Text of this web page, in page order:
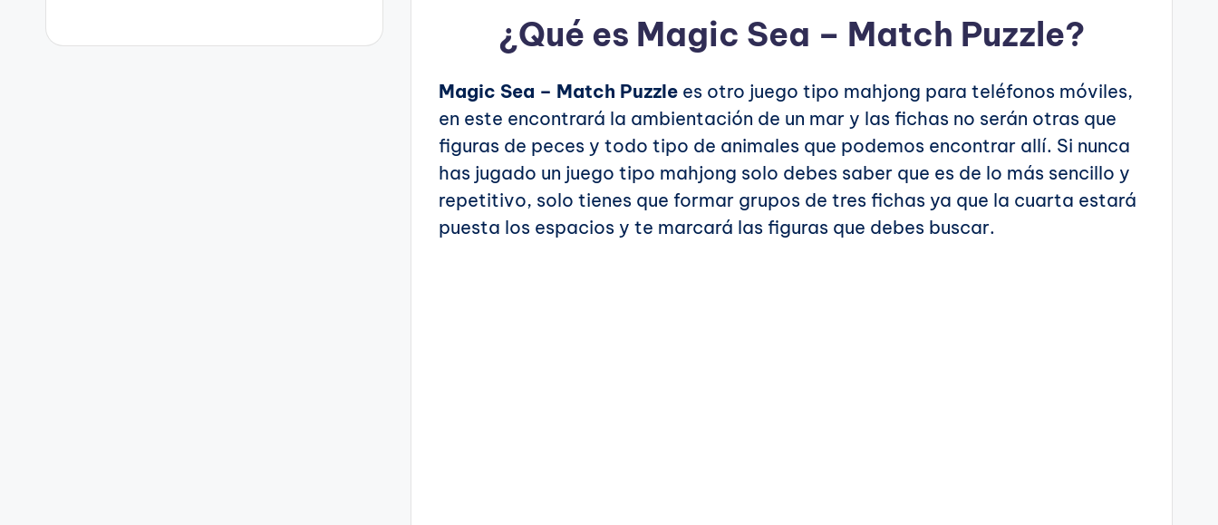
¿Qué es Magic Sea – Match Puzzle?
Magic Sea – Match Puzzle es otro juego tipo mahjong para teléfonos móviles,
en este encontrará la ambientación de un mar y las fichas no serán otras que
figuras de peces y todo tipo de animales que podemos encontrar allí. Si nunca
has jugado un juego tipo mahjong solo debes saber que es de lo más sencillo y
repetitivo, solo tienes que formar grupos de tres fichas ya que la cuarta estará
puesta los espacios y te marcará las figuras que debes buscar.